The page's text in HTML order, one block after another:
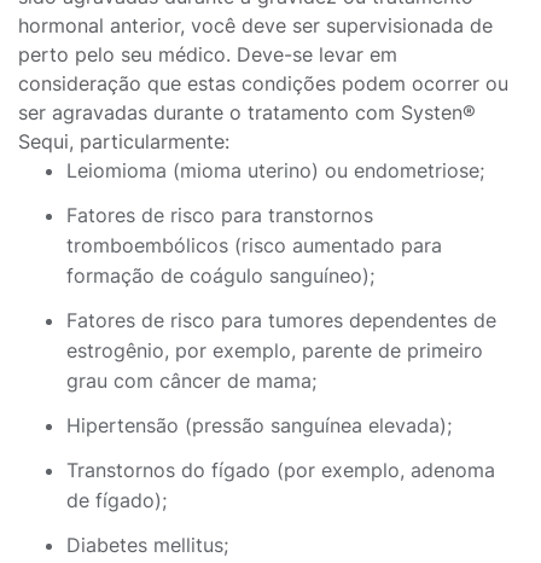
hormonal anterior, você deve ser supervisionada de
perto pelo seu médico. Deve-se levar em
consideração que estas condições podem ocorrer ou
ser agravadas durante o tratamento com Systen®
Sequi, particularmente:
Leiomioma (mioma uterino) ou endometriose;
Fatores de risco para transtornos
tromboembólicos (risco aumentado para
formação de coágulo sanguíneo);
Fatores de risco para tumores dependentes de
estrogênio, por exemplo, parente de primeiro
grau com câncer de mama;
Hipertensão (pressão sanguínea elevada);
Transtornos do fígado (por exemplo, adenoma
de fígado);
Diabetes mellitus;